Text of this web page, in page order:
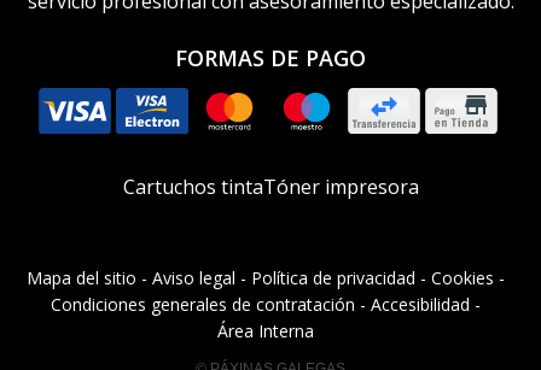
FORMAS DE PAGO
Cartuchos tintaTóner impresora
Mapa del sitio - Aviso legal - Política de privacidad - Cookies -
Condiciones generales de contratación - Accesibilidad -
Área Interna